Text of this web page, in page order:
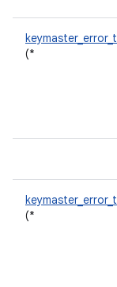
keymaster_error_t
(*
keymaster_error_t
(*